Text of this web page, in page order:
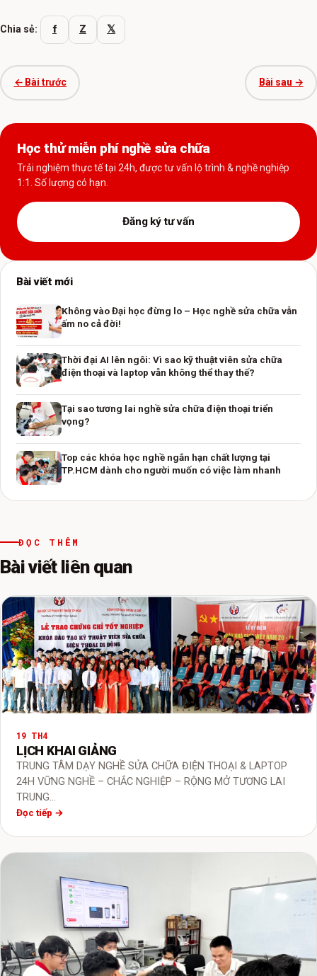
Chia sẻ: f Z 𝕏
← Bài trước Bài sau →
Học thử miễn phí nghề sửa chữa
Trải nghiệm thực tế tại 24h, được tư vấn lộ trình & nghề nghiệp
1:1. Số lượng có hạn.
Đăng ký tư vấn
Bài viết mới
Không vào Đại học đừng lo – Học nghề sửa chữa vẫn
ấm no cả đời!
Thời đại AI lên ngôi: Vì sao kỹ thuật viên sửa chữa
điện thoại và laptop vẫn không thể thay thế?
Tại sao tương lai nghề sửa chữa điện thoại triển
vọng?
Top các khóa học nghề ngắn hạn chất lượng tại
TP.HCM dành cho người muốn có việc làm nhanh
ĐỌC THÊM
Bài viết liên quan
19 TH4
LỊCH KHAI GIẢNG
TRUNG TÂM DẠY NGHỀ SỬA CHỮA ĐIỆN THOẠI & LAPTOP
24H VỮNG NGHỀ – CHẮC NGHIỆP – RỘNG MỞ TƯƠNG LAI
TRUNG…
Đọc tiếp →